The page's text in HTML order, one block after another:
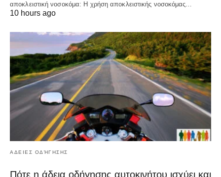
αποκλειστική νοσοκόμα: Η χρήση αποκλειστικής νοσοκόμας…
10 hours ago
ΑΔΕΙΕΣ ΟΔΉΓΗΣΗΣ
Πότε η άδεια οδήγησης αυτοκινήτου ισχύει και